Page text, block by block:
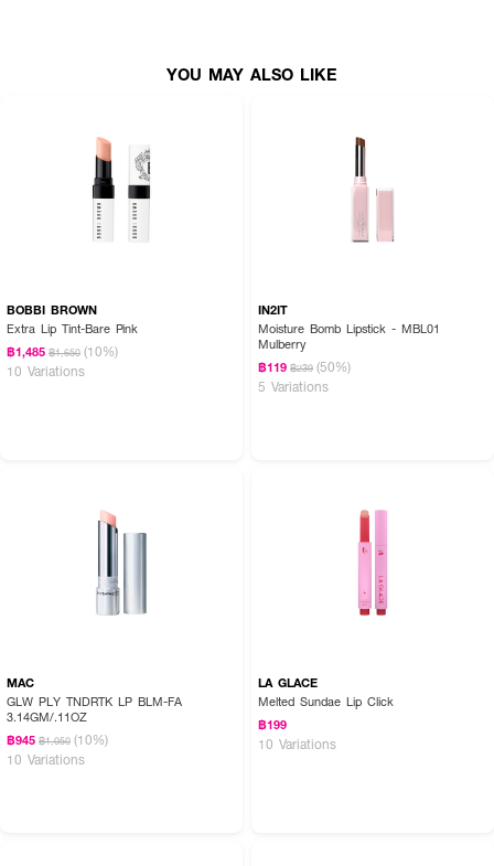
● 09 Loveholic
● 10 Socialholic
● แตะเนื้อลิปบาล์มลงบนริมฝีปาก
● เกลี่ยให้เนียนเรียบ หรือเติมสีตามต้องการ
● ใช้ได้บ่อยเท่าที่ต้องการเพื่อเพิ่มความชุ่มชื้น
YOU MAY ALSO LIKE
BOBBI BROWN
Extra Lip Tint-Bare Pink
฿1,485 ฿1,650 (10%)
10 Variations
IN2IT
Moisture Bomb Lipstick - MBL01
Mulberry
฿119 ฿239 (50%)
5 Variations
MAC
GLW PLY TNDRTK LP BLM-FA
3.14GM/.11OZ
฿945 ฿1,050 (10%)
10 Variations
LA GLACE
Melted Sundae Lip Click
฿199
10 Variations